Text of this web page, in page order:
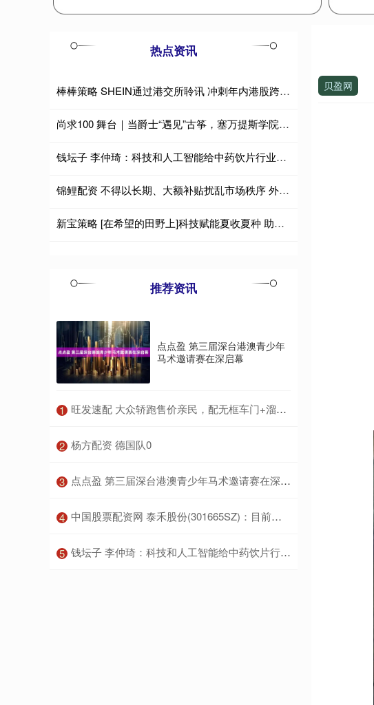
贝盈网
热点资讯
棒棒策略 SHEIN通过港交所聆讯 冲刺年内港股跨境电商最大IPO
尚求100 舞台｜当爵士“遇见”古筝，塞万提斯学院融合音乐会
钱坛子 李仲琦：科技和人工智能给中药饮片行业带来质的改变
锦鲤配资 不得以长期、大额补贴扰乱市场秩序 外卖平台新规征求意见
新宝策略 [在希望的田野上]科技赋能夏收夏种 助力粮食稳产丰收
推荐资讯
点点盈 第三届深台港澳青少年
马术邀请赛在深启幕
1 ​旺发速配 大众轿跑售价亲民，配无框车门+溜背车身，搭EA888 20高功率引擎
2 ​杨方配资 德国队0
3 ​点点盈 第三届深台港澳青少年马术邀请赛在深启幕
4 ​中国股票配资网 泰禾股份(301665SZ)：目前没有针对蚊子幼虫的杀虫产品
5 ​钱坛子 李仲琦：科技和人工智能给中药饮片行业带来质的改变